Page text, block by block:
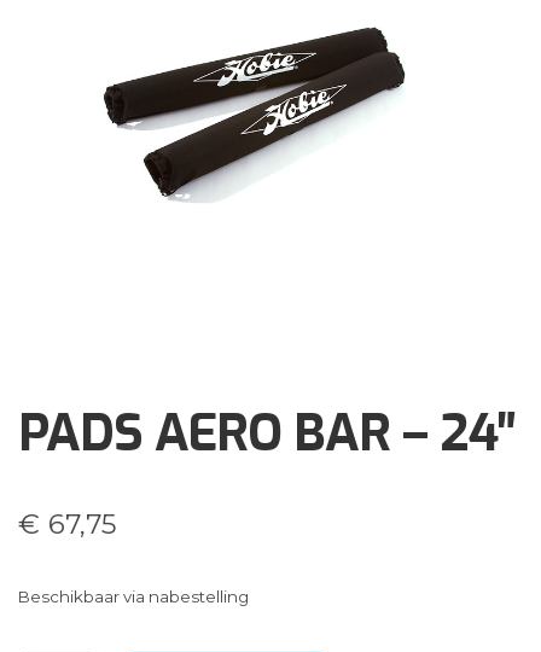
Klantenservice
PADS AERO BAR – 24″
€ 67,75
Beschikbaar via nabestelling